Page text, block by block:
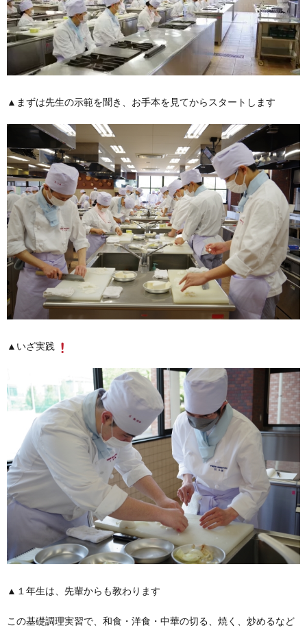
▲まずは先生の示範を聞き、お手本を見てからスタートします
▲いざ実践
▲１年生は、先輩からも教わります
この基礎調理実習で、和食・洋食・中華の切る、焼く、炒めるなど